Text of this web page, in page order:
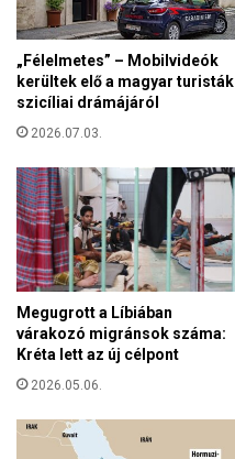
é
l
g
y
r
m
e
k
e
k
e
t
t
o
t
t
a
K
t
o
l
i
k
u
s
K
a
r
t
„Félelmetes” – Mobilvideók
kerültek elő a magyar turisták
szicíliai drámájáról
2026.07.03.
Megugrott a Líbiában
várakozó migránsok száma:
Kréta lett az új célpont
2026.05.06.